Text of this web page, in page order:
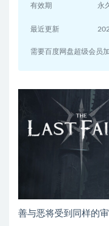
有效期 永
最近更新
需要百度网盘超级会员
善与恶将受到同样的